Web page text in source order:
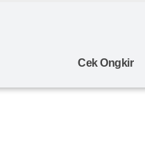
Cek Ongkir